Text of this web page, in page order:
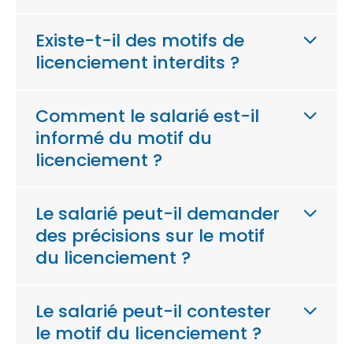
Existe-t-il des motifs de
licenciement interdits ?
Comment le salarié est-il
informé du motif du
licenciement ?
Le salarié peut-il demander
des précisions sur le motif
du licenciement ?
Le salarié peut-il contester
le motif du licenciement ?